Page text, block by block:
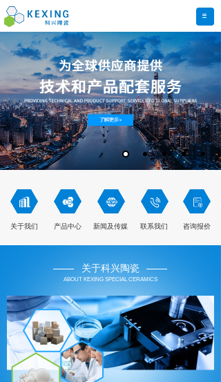
产品中心 新闻及传媒 咨询报价
关于我们 联系我们
关于科兴陶瓷
ABOUT KEXING SPECIAL CERAMICS